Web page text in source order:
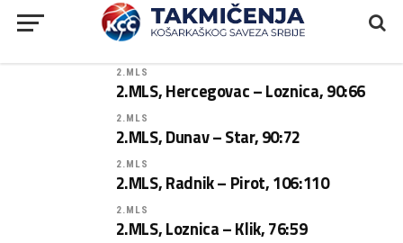
2.MLS
2.MLS, Hercegovac – Loznica, 90:66
2.MLS
2.MLS, Dunav – Star, 90:72
2.MLS
2.MLS, Radnik – Pirot, 106:110
2.MLS
2.MLS, Loznica – Klik, 76:59